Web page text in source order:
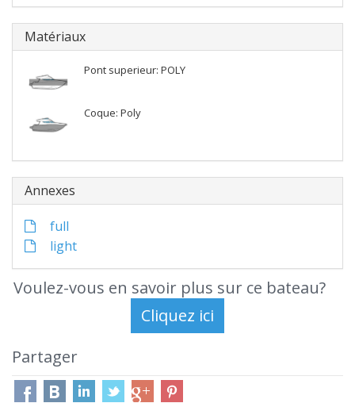
Matériaux
Pont superieur: POLY
Coque: Poly
Annexes
full
light
Voulez-vous en savoir plus sur ce bateau?
Partager